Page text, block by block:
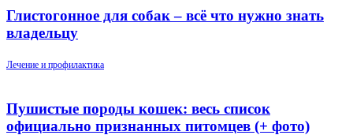
Глистогонное для собак – всё что нужно знать
владельцу
Лечение и профилактика
Пушистые породы кошек: весь список
официально признанных питомцев (+ фото)